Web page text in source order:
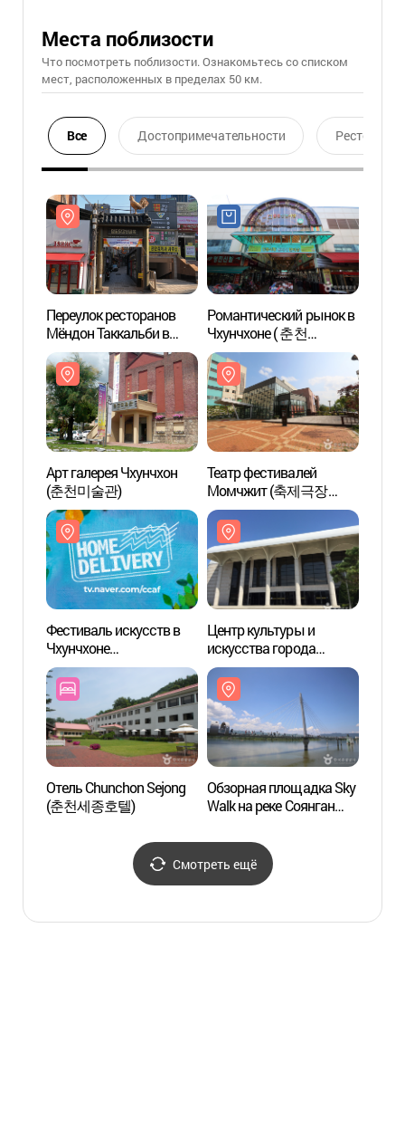
Места поблизости
Что посмотреть поблизости. Ознакомьтесь со списком
мест, расположенных в пределах 50 км.
Все Достопримечательности Ресторан
Переулок ресторанов
Мёндон Таккальби в
Чхунчхоне (춘천 명동
닭갈비 골목)
Романтический рынок в
Чхунчхоне ( 춘천
낭만시장 (구. 중앙시장))
Арт галерея Чхунчхон
(춘천미술관)
Театр фестивалей
Момчжит (축제극장
몸짓)
Фестиваль искусств в
Чхунчхоне
(춘천아트페스티벌)
Центр культуры и
искусства города
Чхунчхона
(춘천문화예술회관)
Отель Chunchon Sejong
(춘천세종호텔)
Обзорная площадка Sky
Walk на реке Соянган
Смотреть ещё